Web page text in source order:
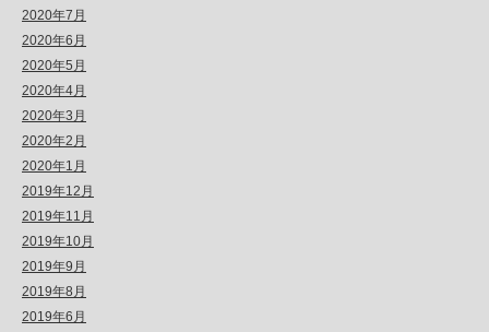
2020年7月
2020年6月
2020年5月
2020年4月
2020年3月
2020年2月
2020年1月
2019年12月
2019年11月
2019年10月
2019年9月
2019年8月
2019年6月